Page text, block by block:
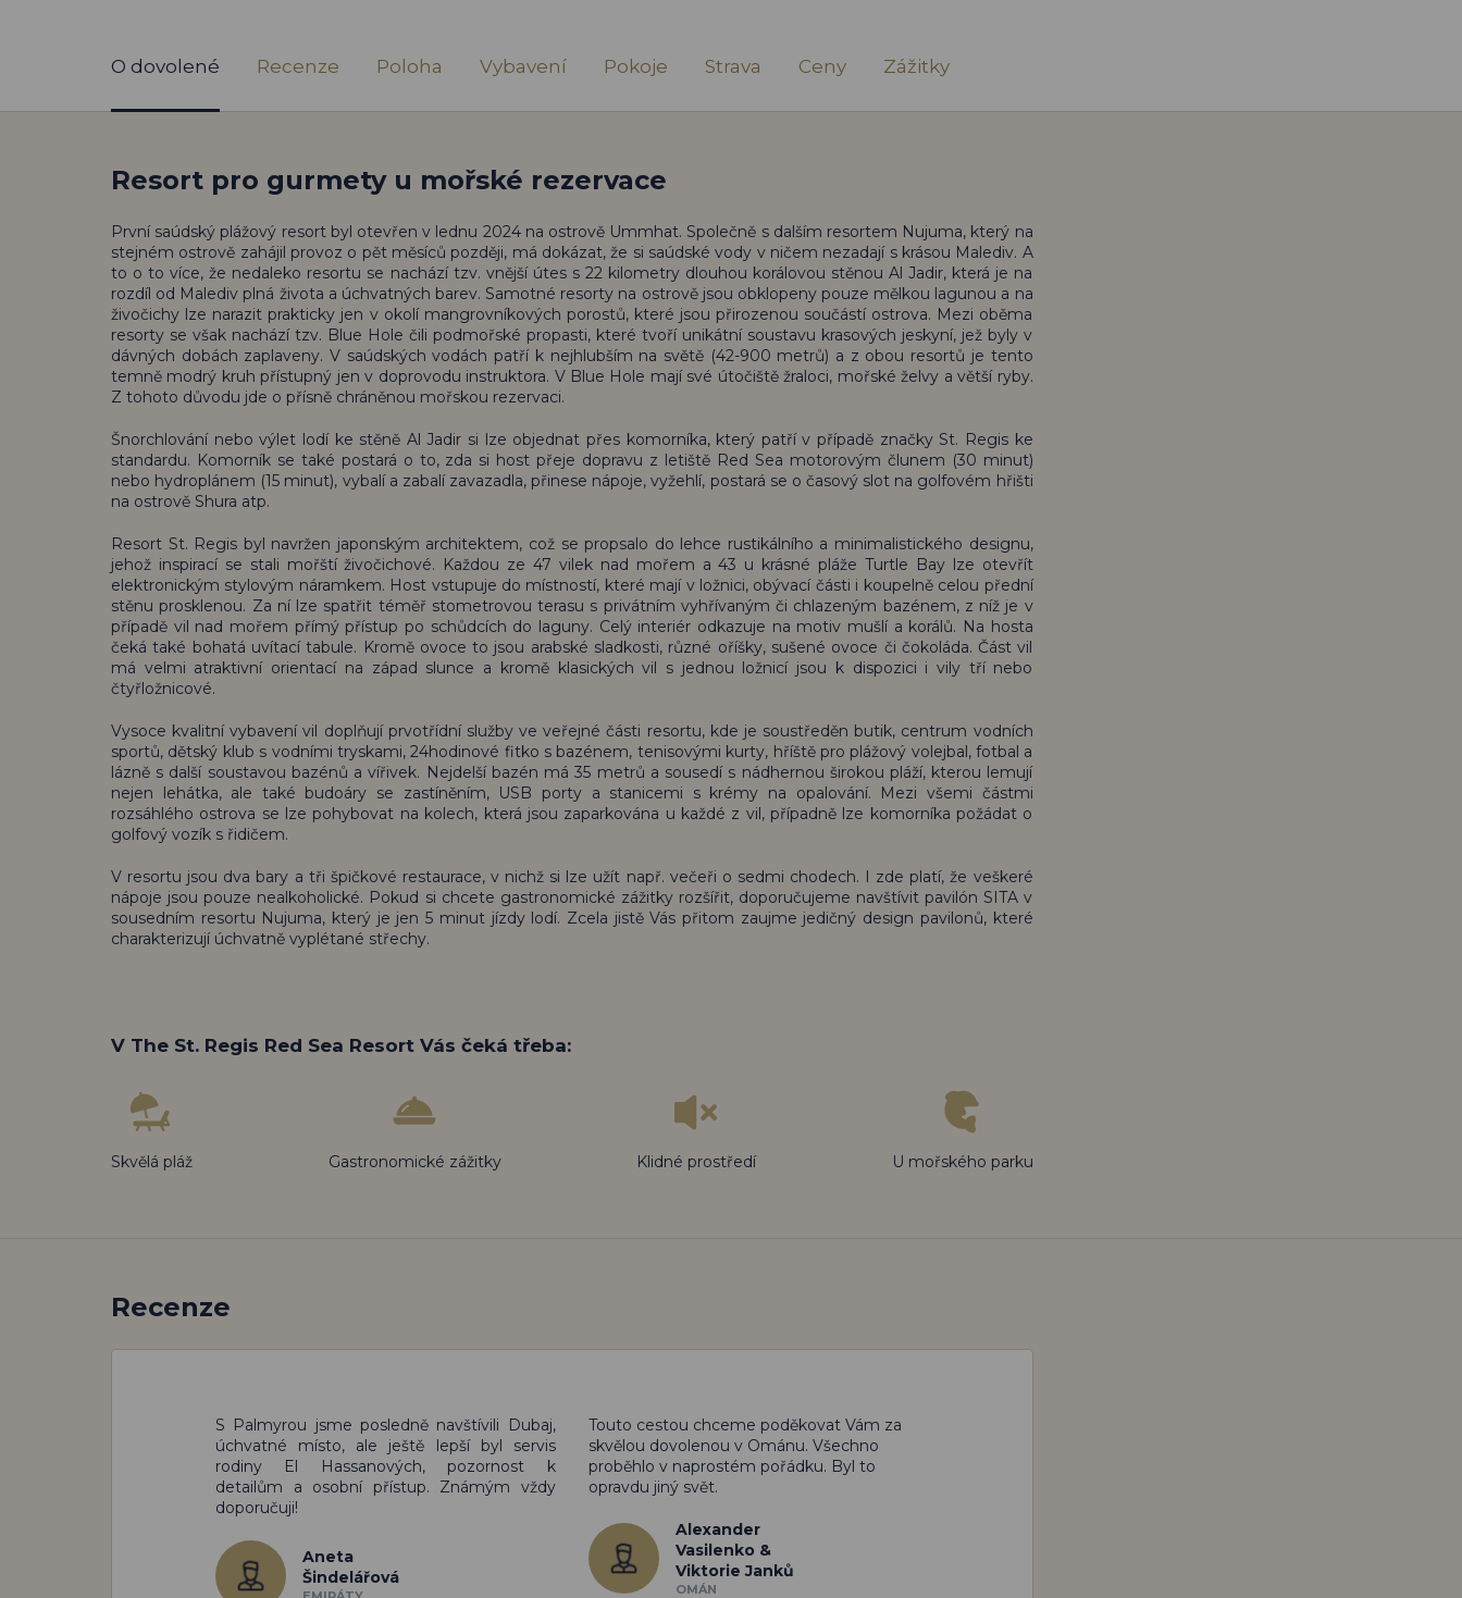
O dovolené Recenze Poloha Vybavení Pokoje Strava Ceny Zážitky
Resort pro gurmety u mořské rezervace
První saúdský plážový resort byl otevřen v lednu 2024 na ostrově Ummhat. Společně s dalším resortem Nujuma, který na
stejném ostrově zahájil provoz o pět měsíců později, má dokázat, že si saúdské vody v ničem nezadají s krásou Malediv. A
to o to více, že nedaleko resortu se nachází tzv. vnější útes s 22 kilometry dlouhou korálovou stěnou Al Jadir, která je na
rozdíl od Malediv plná života a úchvatných barev. Samotné resorty na ostrově jsou obklopeny pouze mělkou lagunou a na
živočichy lze narazit prakticky jen v okolí mangrovníkových porostů, které jsou přirozenou součástí ostrova. Mezi oběma
resorty se však nachází tzv. Blue Hole čili podmořské propasti, které tvoří unikátní soustavu krasových jeskyní, jež byly v
dávných dobách zaplaveny. V saúdských vodách patří k nejhlubším na světě (42-900 metrů) a z obou resortů je tento
temně modrý kruh přístupný jen v doprovodu instruktora. V Blue Hole mají své útočiště žraloci, mořské želvy a větší ryby.
Z tohoto důvodu jde o přísně chráněnou mořskou rezervaci.
Šnorchlování nebo výlet lodí ke stěně Al Jadir si lze objednat přes komorníka, který patří v případě značky St. Regis ke
standardu. Komorník se také postará o to, zda si host přeje dopravu z letiště Red Sea motorovým člunem (30 minut)
nebo hydroplánem (15 minut), vybalí a zabalí zavazadla, přinese nápoje, vyžehlí, postará se o časový slot na golfovém hřišti
na ostrově Shura atp.
Resort St. Regis byl navržen japonským architektem, což se propsalo do lehce rustikálního a minimalistického designu,
jehož inspirací se stali mořští živočichové. Každou ze 47 vilek nad mořem a 43 u krásné pláže Turtle Bay lze otevřít
elektronickým stylovým náramkem. Host vstupuje do místností, které mají v ložnici, obývací části i koupelně celou přední
stěnu prosklenou. Za ní lze spatřit téměř stometrovou terasu s privátním vyhřívaným či chlazeným bazénem, z níž je v
případě vil nad mořem přímý přístup po schůdcích do laguny. Celý interiér odkazuje na motiv mušlí a korálů. Na hosta
čeká také bohatá uvítací tabule. Kromě ovoce to jsou arabské sladkosti, různé oříšky, sušené ovoce či čokoláda. Část vil
má velmi atraktivní orientací na západ slunce a kromě klasických vil s jednou ložnicí jsou k dispozici i vily tří nebo
čtyřložnicové.
Vysoce kvalitní vybavení vil doplňují prvotřídní služby ve veřejné části resortu, kde je soustředěn butik, centrum vodních
sportů, dětský klub s vodními tryskami, 24hodinové fitko s bazénem, tenisovými kurty, hříště pro plážový volejbal, fotbal a
lázně s další soustavou bazénů a vířivek. Nejdelší bazén má 35 metrů a sousedí s nádhernou širokou pláží, kterou lemují
nejen lehátka, ale také budoáry se zastíněním, USB porty a stanicemi s krémy na opalování. Mezi všemi částmi
rozsáhlého ostrova se lze pohybovat na kolech, která jsou zaparkována u každé z vil, případně lze komorníka požádat o
golfový vozík s řidičem.
V resortu jsou dva bary a tři špičkové restaurace, v nichž si lze užít např. večeři o sedmi chodech. I zde platí, že veškeré
nápoje jsou pouze nealkoholické. Pokud si chcete gastronomické zážitky rozšířit, doporučujeme navštívit pavilón SITA v
sousedním resortu Nujuma, který je jen 5 minut jízdy lodí. Zcela jistě Vás přitom zaujme jedičný design pavilonů, které
charakterizují úchvatně vyplétané střechy.
V The St. Regis Red Sea Resort Vás čeká třeba:
Skvělá pláž Gastronomické zážitky Klidné prostředí U mořského parku
Recenze
S Palmyrou jsme posledně navštívili Dubaj,
úchvatné místo, ale ještě lepší byl servis
rodiny El Hassanových, pozornost k
detailům a osobní přístup. Známým vždy
doporučuji!
Aneta
Šindelářová
Touto cestou chceme poděkovat Vám za
skvělou dovolenou v Ománu. Všechno
proběhlo v naprostém pořádku. Byl to
opravdu jiný svět.
Alexander
Vasilenko &
Viktorie Janků
OMÁN